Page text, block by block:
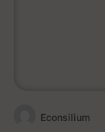
Econsilium